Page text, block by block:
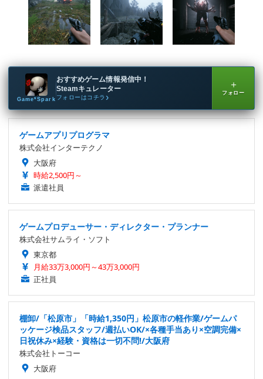
Game*Spark
おすすめゲーム情報発信中！
Steamキュレーター
フォローはコチラ
＋
フォロー
ゲームアプリプログラマ
株式会社インターテクノ
大阪府
時給2,500円～
派遣社員
ゲームプロデューサー・ディレクター・プランナー
株式会社サムライ・ソフト
東京都
月給33万3,000円～43万3,000円
正社員
棚卸/「松原市」「時給1,350円」松原市の軽作業/ゲームパ
ッケージ検品スタッフ/週払いOK/×各種手当あり×空調完備×
日祝休み×経験・資格は一切不問!/大阪府
株式会社トーコー
大阪府